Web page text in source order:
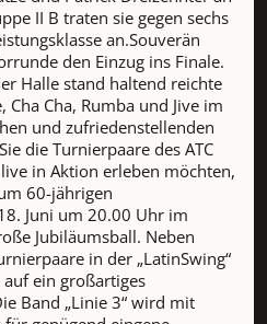
II B traten sie gegen sechs
an.Souverän
den Einzug ins Finale.
Halle stand haltend reichte
Cha Cha, Rumba und Jive im
und zufriedenstellenden
die Turnierpaare des ATC
in Aktion erleben möchten,
60-jährigen
Juni um 20.00 Uhr im
Jubiläumsball. Neben
in der „LatinSwing“
ein großartiges
Band „Linie 3“ wird mit